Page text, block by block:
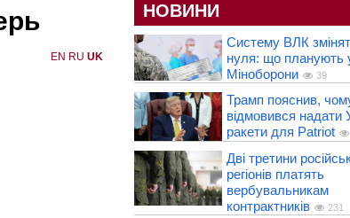
EN RU UK
НОВИНИ
Систему ВЛК
нуля: що планують
Міноборони
39
Трамп пояснив,
відмовився надати
ракети для Patriot
Дві третини
регіонів платять
вербувальникам
контрактників
231